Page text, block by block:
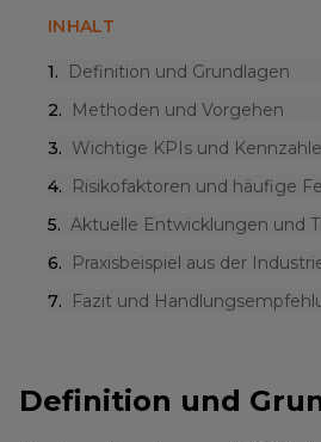
INHALT
1.
Definition und Grundlagen
2.
Methoden und Vorgehen
3. Wichtige KPIs und
4.
Risikofaktoren und häufige
5. Aktuelle Entwicklungen und
6.
Praxisbeispiel aus der
7. Fazit und
Definition und